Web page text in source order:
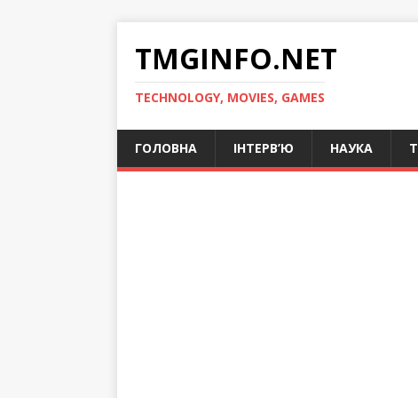
TMGINFO.NET
ТECHNOLOGY, MOVIES, GAMES
ГОЛОВНА ІНТЕРВ’Ю НАУКА